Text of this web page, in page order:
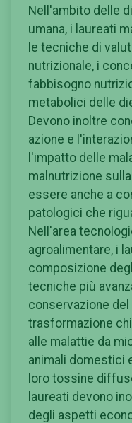
Nell'ambito delle
umana, i laureati
le tecniche di
nutrizionale, i
fabbisogno
metabolici delle
Devono inoltre
azione e
l'impatto delle
malnutrizione
essere anche a
patologici che
Nell'area
agroalimentare, i
composizione
tecniche più
conservazione
trasformazione
alle malattie da
animali domestici
loro tossine
laureati devono
degli aspetti